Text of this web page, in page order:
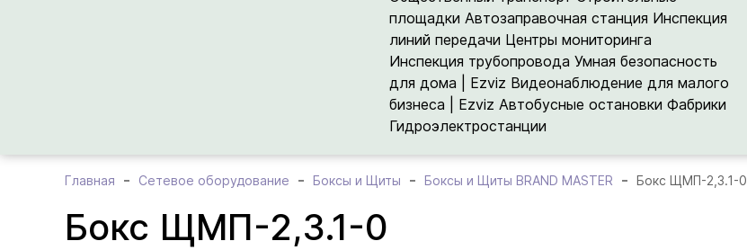
площадки Автозаправочная станция Инспекция
линий передачи Центры мониторинга
Инспекция трубопровода Умная безопасность
для дома | Ezviz Видеонаблюдение для малого
бизнеса | Ezviz Автобусные остановки Фабрики
Гидроэлектростанции
Главная Сетевое оборудование Боксы и Щиты Боксы и Щиты BRAND MASTER Бокс ЩМП-2,3.1-0
Бокс ЩМП-2,3.1-0